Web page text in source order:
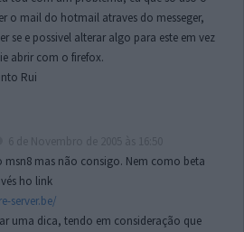
o mail do hotmail atraves do messeger,
se e possivel alterar algo para este em vez
abrir com o firefox.
Rui
msn8 mas não consigo. Nem como beta
ho link
server.be/
uma dica, tendo em consideração que